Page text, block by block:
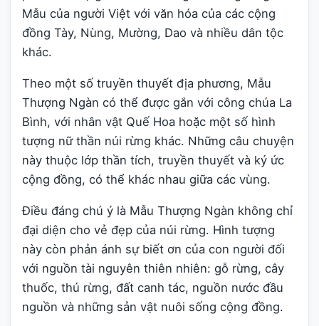
Mẫu của người Việt với văn hóa của các cộng
đồng Tày, Nùng, Mường, Dao và nhiều dân tộc
khác.
Theo một số truyền thuyết địa phương, Mẫu
Thượng Ngàn có thể được gắn với công chúa La
Bình, với nhân vật Quế Hoa hoặc một số hình
tượng nữ thần núi rừng khác. Những câu chuyện
này thuộc lớp thần tích, truyền thuyết và ký ức
cộng đồng, có thể khác nhau giữa các vùng.
Điều đáng chú ý là Mẫu Thượng Ngàn không chỉ
đại diện cho vẻ đẹp của núi rừng. Hình tượng
này còn phản ánh sự biết ơn của con người đối
với nguồn tài nguyên thiên nhiên: gỗ rừng, cây
thuốc, thú rừng, đất canh tác, nguồn nước đầu
nguồn và những sản vật nuôi sống cộng đồng.